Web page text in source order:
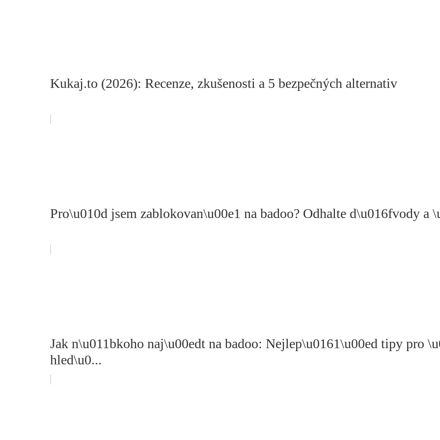
Kukaj.to (2026): Recenze, zkušenosti a 5 bezpečných alternativ
Pro\u010d jsem zablokovan\u00e1 na badoo? Odhalte d\u016fvody a
Jak n\u011bkoho naj\u00edt na badoo: Nejlep\u0161\u00ed tipy pro
hled\u0...